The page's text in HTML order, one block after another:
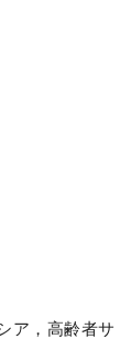
ア，高齢者サ